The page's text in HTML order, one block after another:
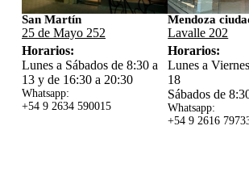
San Martín
25 de Mayo 252
Horarios:
Lunes a Sábados de 8:30 a
13 y de 16:30 a 20:30
Whatsapp:
+54 9 2634 590015
Mendoza
Lavalle 202
Horarios:
Lunes a
18
Sábados de
Whatsapp:
+54 9 2616